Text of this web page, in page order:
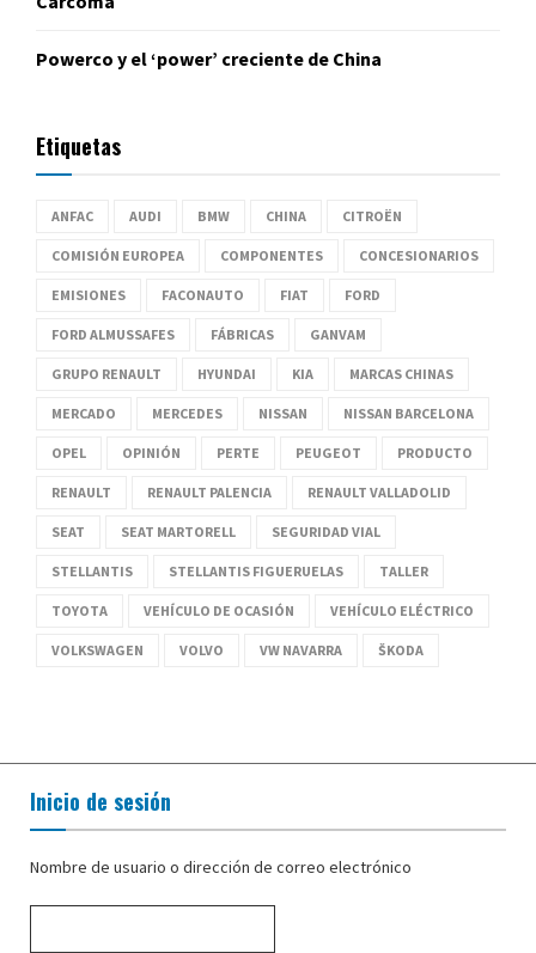
Powerco y el ‘power’ creciente de China
Etiquetas
ANFAC AUDI BMW CHINA CITROËN
COMISIÓN EUROPEA COMPONENTES CONCESIONARIOS
EMISIONES FACONAUTO FIAT FORD
FORD ALMUSSAFES FÁBRICAS GANVAM
GRUPO RENAULT HYUNDAI KIA MARCAS CHINAS
MERCADO MERCEDES NISSAN NISSAN BARCELONA
OPEL OPINIÓN PERTE PEUGEOT PRODUCTO
RENAULT RENAULT PALENCIA RENAULT VALLADOLID
SEAT SEAT MARTORELL SEGURIDAD VIAL
STELLANTIS STELLANTIS FIGUERUELAS TALLER
TOYOTA VEHÍCULO DE OCASIÓN VEHÍCULO ELÉCTRICO
VOLKSWAGEN VOLVO VW NAVARRA ŠKODA
Inicio de sesión
Nombre de usuario o dirección de correo electrónico